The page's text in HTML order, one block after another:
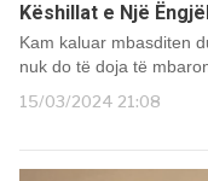
Këshillat e Një
Kam kaluar mbasditen
nuk do të doja të
15/03/2024 21:08